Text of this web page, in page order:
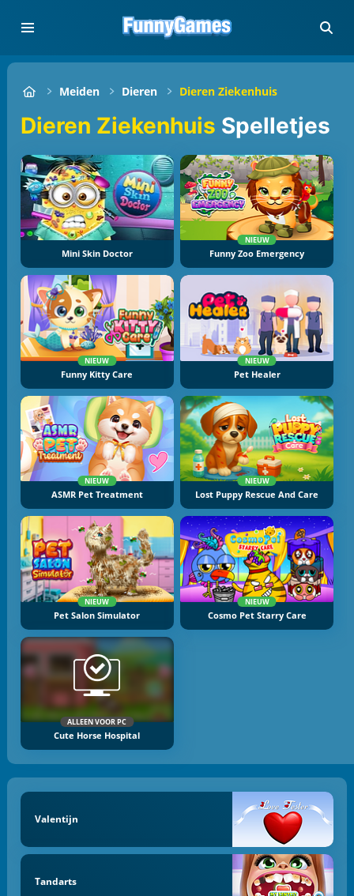
Meiden Dieren Dieren Ziekenhuis
Dieren Ziekenhuis Spelletjes
Mini Skin Doctor
NIEUW
Funny Zoo Emergency
NIEUW
Funny Kitty Care
NIEUW
Pet Healer
NIEUW
ASMR Pet Treatment
NIEUW
Lost Puppy Rescue And Care
NIEUW
Pet Salon Simulator
NIEUW
Cosmo Pet Starry Care
ALLEEN VOOR PC
Cute Horse Hospital
Valentijn
Tandarts